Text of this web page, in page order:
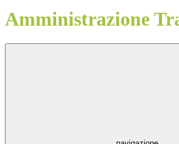
Amministrazione